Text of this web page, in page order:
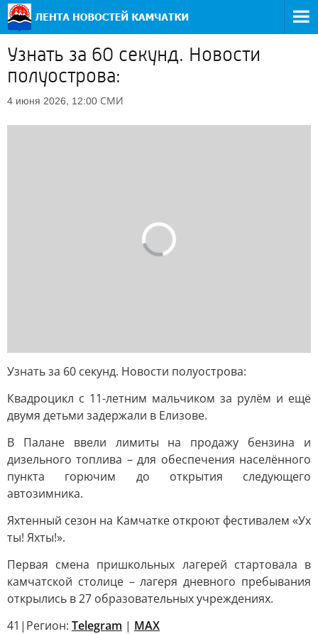
Узнать за 60 секунд. Новости
полуострова:
4 июня 2026, 12:00 СМИ
Узнать за 60 секунд. Новости полуострова:
Квадроцикл с 11-летним мальчиком за рулём и ещё
двумя детьми задержали в Елизове.
В Палане ввели лимиты на продажу бензина и
дизельного топлива – для обеспечения населённого
пункта горючим до открытия следующего
автозимника.
Яхтенный сезон на Камчатке откроют фестивалем «Ух
ты! Яхты!».
Первая смена пришкольных лагерей стартовала в
камчатской столице – лагеря дневного пребывания
открылись в 27 образовательных учреждениях.
41|Регион: Telegram | MAX